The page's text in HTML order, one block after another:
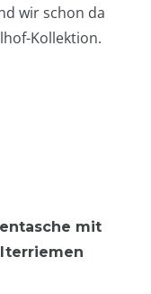
wir schon da
Kollektion.
mit